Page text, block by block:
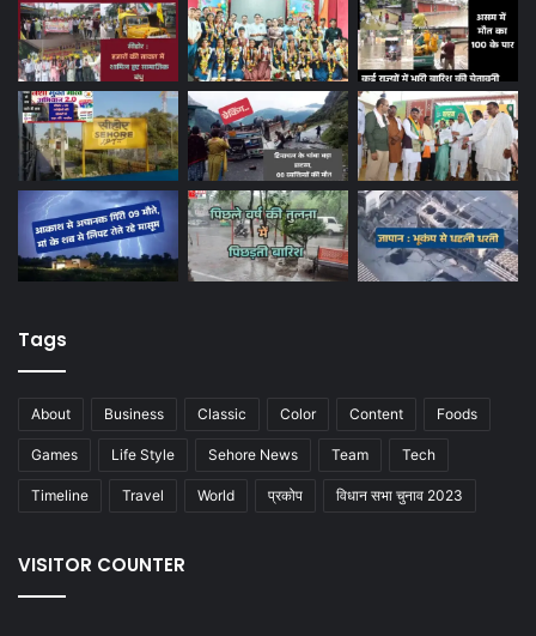
Tags
About Business Classic Color Content Foods
Games Life Style Sehore News Team Tech
Timeline Travel World प्रकोप विधान सभा चुनाव 2023
VISITOR COUNTER